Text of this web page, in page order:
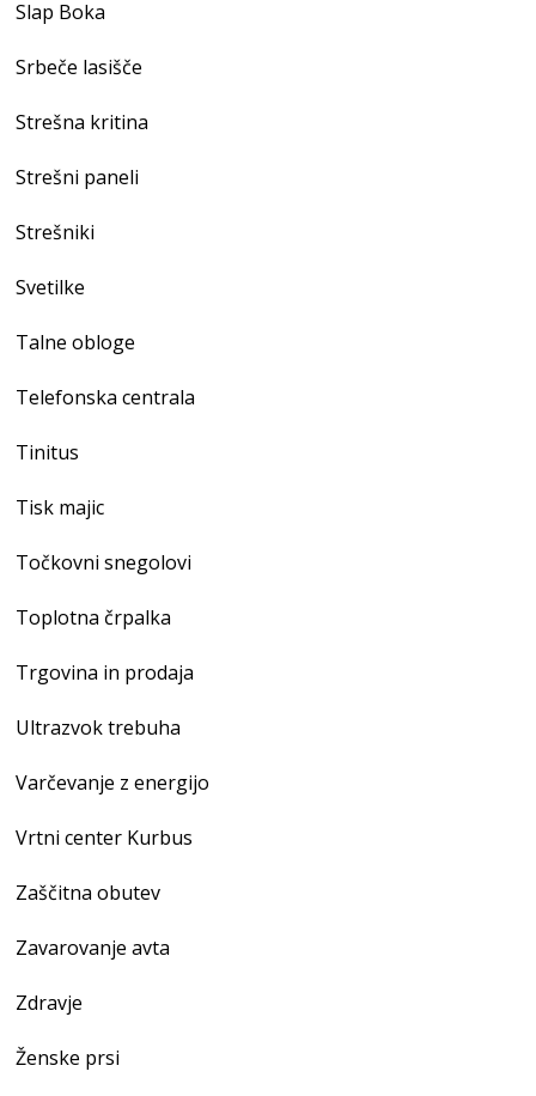
Slap Boka
Srbeče lasišče
Strešna kritina
Strešni paneli
Strešniki
Svetilke
Talne obloge
Telefonska centrala
Tinitus
Tisk majic
Točkovni snegolovi
Toplotna črpalka
Trgovina in prodaja
Ultrazvok trebuha
Varčevanje z energijo
Vrtni center Kurbus
Zaščitna obutev
Zavarovanje avta
Zdravje
Ženske prsi